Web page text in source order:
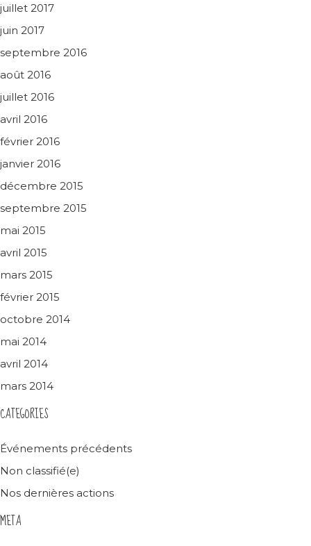
juillet 2017
juin 2017
septembre 2016
août 2016
juillet 2016
avril 2016
février 2016
janvier 2016
décembre 2015
septembre 2015
mai 2015
avril 2015
mars 2015
février 2015
octobre 2014
mai 2014
avril 2014
mars 2014
CATEGORIES
Événements précédents
Non classifié(e)
Nos dernières actions
META